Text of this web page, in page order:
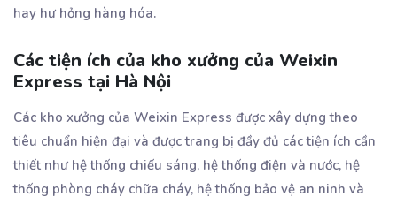
hay hư hỏng hàng hóa.
Các tiện ích của kho xưởng của Weixin
Express tại Hà Nội
Các kho xưởng của Weixin Express được xây dựng theo
tiêu chuẩn hiện đại và được trang bị đầy đủ các tiện ích cần
thiết như hệ thống chiếu sáng, hệ thống điện và nước, hệ
thống phòng cháy chữa cháy, hệ thống bảo vệ an ninh và